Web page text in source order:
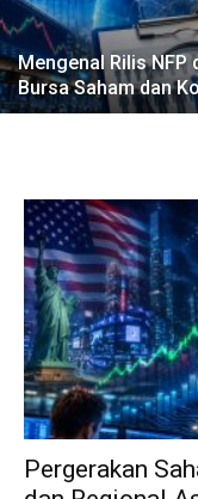
Mengenal Rilis NFP
Bursa Saham dan
Pergerakan